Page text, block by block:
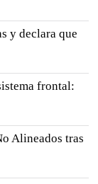
y declara que
frontal:
Alineados tras